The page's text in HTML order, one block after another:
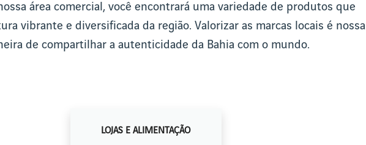
área comercial, você encontrará uma variedade de produtos que
vibrante e diversificada da região. Valorizar as marcas locais é nossa
de compartilhar a autenticidade da Bahia com o mundo.
LOJAS E ALIMENTAÇÃO